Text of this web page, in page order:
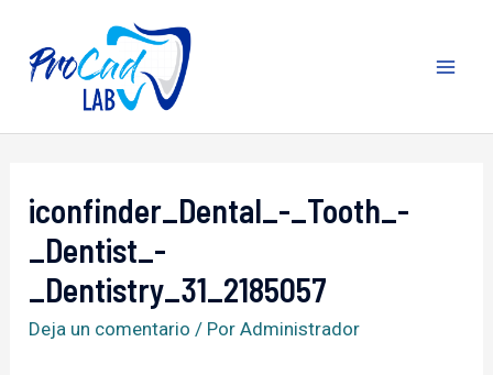
contenido
iconfinder_Dental_-_Tooth_-
_Dentist_-
_Dentistry_31_2185057
Deja un comentario / PorAdministrador